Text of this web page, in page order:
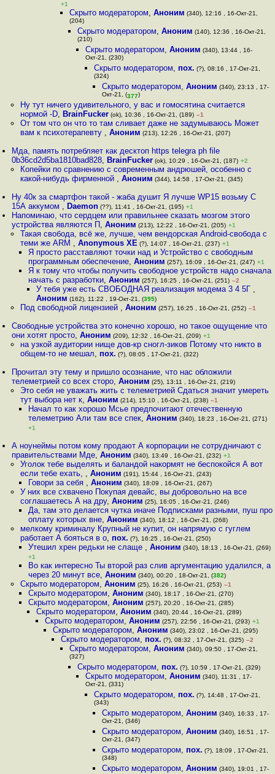
+1
Скрыто модератором, Аноним (340), 12:16 , 16-Окт-21,
(204)
Скрыто модератором, Аноним (140), 12:36 , 16-Окт-21,
(210)
Скрыто модератором,Аноним (340), 13:44 , 16-
Окт-21, (230)
Скрыто модератором, пох. (?), 08:16 , 17-Окт-21,
(324)
Скрыто модератором, Аноним (340), 23:13 , 17-
Окт-21, (377)
Ну тут ничего удивительного, у вас и гомосятина считается
нормой -D, BrainFucker(ok), 10:36 , 16-Окт-21, (189) –1
От том что он что то там сливает даже не задумываюсь Может
вам к психотерапевту , Аноним (213), 12:26 , 16-Окт-21, (207)
Мда, память потребляет как десктоп https telegra ph file
0b36cd2d5ba1810bad828, BrainFucker (ok), 10:29 , 16-Окт-21, (187) +2
Копейки по сравнению с современным андрюшей, особенно с
какой-нибудь фирменной , Аноним (344), 14:58 , 17-Окт-21, (345)
Ну 40к за смартфон такой - жаба душит Я лучше WP15 возьму С
15А аккумом , Daemon (??), 11:41 , 16-Окт-21, (195) +1
Напоминаю, что сердцем или правильнее сказать мозгом этого
устройства являются П ,Аноним (213), 12:22 , 16-Окт-21, (205) +1
Такая свобода, всё же, лучше, чем вендорская Android-свобода с
теми же ARM , Anonymous XE (?), 14:07 , 16-Окт-21, (237) +1
Я просто расставляют точки над и Устройство с свободным
программным обеспечение, Аноним (257), 16:09 , 16-Окт-21, (247) +1
Я к тому что чтобы получить свободное устройств надо сначала
начать с разработки, Аноним (257), 16:25 , 16-Окт-21, (251) –2
У тебя уже есть СВОБОДНАЯ реализация модема 3 4 5Г ,
Аноним (162), 11:22 , 19-Окт-21, (395)
Под свободной лицензией , Аноним (257), 16:25 , 16-Окт-21, (252) –1
Свободные устройства это конечно хорошо, но такое ощущение что
они хотят просто,Аноним (209), 12:32 , 16-Окт-21, (209) +1
на узкой аудитории нище дов-кр сногл-зиков Потому что никто в
общем-то не мешал, пох. (?), 08:05 , 17-Окт-21, (322)
Прочитал эту тему и пришло осознание, что нас обложили
телеметрией со всех сторо,Аноним (25), 13:11 , 16-Окт-21, (219)
Это себя не уважать жить с телеметрией Сдаться значит умереть
тут выбора нет к, Аноним (214), 15:10 , 16-Окт-21, (238) –1
Начал то как хорошо Мсье предпочитают отечественную
телеметрию Али там все спек, Аноним (340), 18:23 , 16-Окт-21, (271)
+1
А ноунеймы потом кому продают А корпорации не сотрудничают с
правительствами Мде,Аноним (340), 13:49 , 16-Окт-21, (232) +1
Уголок тебе выделять и баландой накормят не беспокойся А вот
если тебе ехать, , Аноним (191), 15:44 , 16-Окт-21, (243)
Говори за себя , Аноним (340), 18:09 , 16-Окт-21, (267)
У них все схвачено Покупая девайс, вы добровольно на все
соглашаетесь А на дру, Аноним (25), 16:05 , 16-Окт-21, (246)
Да, там это делается чутка иначе Подписками разными, пуш про
оплату которых вне, Аноним (340), 18:12 , 16-Окт-21, (268)
мелкому криминалу Крупный не купит, он напрямую с гуглем
работает А бояться в о, пох. (?), 16:25 , 16-Окт-21, (250)
Утешил хрен редьки не слаще , Аноним (340), 18:13 , 16-Окт-21, (269)
+1
Во как интересно Ты второй раз слив аргументацию удалился, а
через 20 минут все, Аноним (340), 00:20 , 18-Окт-21, (382)
Скрыто модератором, Аноним (25), 16:26 , 16-Окт-21, (253) –1
Скрыто модератором, Аноним (340), 18:17 , 16-Окт-21, (270)
Скрыто модератором, Аноним (257), 20:20 , 16-Окт-21, (285)
Скрыто модератором,Аноним (340), 20:44 , 16-Окт-21, (289)
Скрыто модератором, Аноним (257), 22:56 , 16-Окт-21, (293) +1
Скрыто модератором, Аноним (340), 23:02 , 16-Окт-21, (295)
Скрыто модератором, пох. (?), 08:32 , 17-Окт-21, (325) –2
Скрыто модератором, Аноним (340), 09:50 , 17-Окт-21,
(327)
Скрыто модератором, пох. (?), 10:59 , 17-Окт-21, (329)
Скрыто модератором,Аноним (340), 11:31 , 17-
Окт-21, (331)
Скрыто модератором, пох. (?), 14:48 , 17-Окт-21,
(343)
Скрыто модератором, Аноним (340), 16:33 , 17-
Окт-21, (346)
Скрыто модератором, Аноним (340), 16:51 , 17-
Окт-21, (347)
Скрыто модератором, пох. (?), 18:09 , 17-Окт-21,
(348)
Скрыто модератором, Аноним (340), 19:01 , 17-